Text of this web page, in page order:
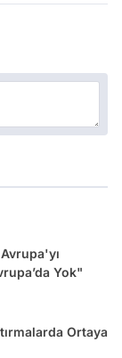
Yok"
Ortaya